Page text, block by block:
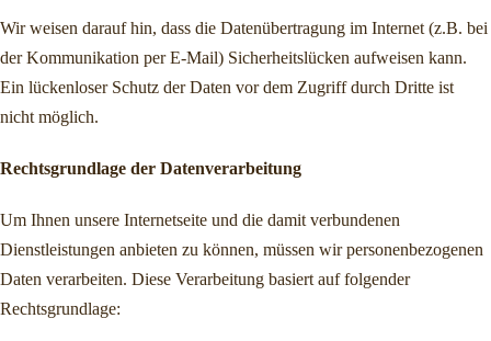
Wir weisen darauf hin, dass die Datenübertragung im Internet (z.B. bei
der Kommunikation per E-Mail) Sicherheitslücken aufweisen kann.
Ein lückenloser Schutz der Daten vor dem Zugriff durch Dritte ist
nicht möglich.
Rechtsgrundlage der Datenverarbeitung
Um Ihnen unsere Internetseite und die damit verbundenen
Dienstleistungen anbieten zu können, müssen wir personenbezogenen
Daten verarbeiten. Diese Verarbeitung basiert auf folgender
Rechtsgrundlage: